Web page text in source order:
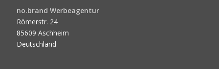
no.brand Werbeagentur
Römerstr. 24
85609 Aschheim
Deutschland